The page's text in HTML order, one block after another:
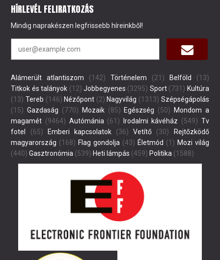
HÍRLEVÉL FELIRATKOZÁS
Mindig naprakészen legfrissebb híreinkből!
Alámerült atlantiszom (142) Történelem (21) Belföld
(13)
Titkok és talányok (12) Jobbegyenes (3295) Sport(731) Kultúra
(13) Tereb (146) Nézőpont (2) Nagyvilág (1313) Szépségápolás
(15) Gazdaság (770) Mozaik(85) Egészség (50)
Mondom a
magamét (9464) Autómánia (61) Irodalmi kávéház (549) Tv
fotel
(65) Emberi kapcsolatok(36) Vetítő (30)
Rejtőzködő
magyarország (168) Flag gondolja (43) Életmód (1) Mozi világ
(440) Gasztronómia (539) Heti lámpás (459) Politika (1588)